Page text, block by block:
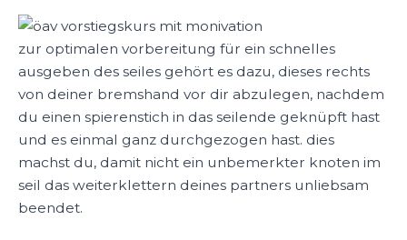
zur optimalen vorbereitung für ein schnelles
ausgeben des seiles gehört es dazu, dieses rechts
von deiner bremshand vor dir abzulegen, nachdem
du einen spierenstich in das seilende geknüpft hast
und es einmal ganz durchgezogen hast. dies
machst du, damit nicht ein unbemerkter knoten im
seil das weiterklettern deines partners unliebsam
beendet.